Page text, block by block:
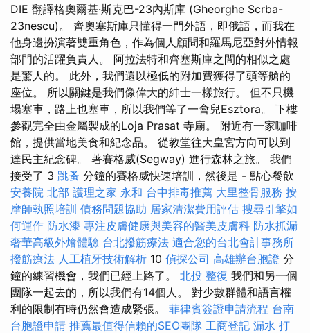
DIE 翻譯格奧爾基·斯克巴-23內斯庫 (Gheorghe Scrba-
23nescu)。 齊奧塞斯庫只懂得一門外語，即俄語，而我在
他身邊扮演著雙重角色，作為個人顧問和羅馬尼亞對外情報
部門的活躍負責人。 阿拉法特和齊塞斯庫之間的相似之處
是驚人的。 此外，我們還以極低的附加費獲得了頭等艙的
座位。 所以關鍵是我們像偉大的紳士一樣旅行。 但不只機
場塞車，路上也塞車，所以我們等了一會兒Esztora。 下樓
參觀完全由金屬製成的Loja Prasat 寺廟。 附近有一家咖啡
館，提供當地美食和紀念品。 從教堂往大皇宮方向可以到
達民主紀念碑。 著賽格威(Segway) 進行森林之旅。 我們
接受了 3 跳蚤 分鐘的賽格威快速培訓，然後是 - 點心餐飲
安養院 北部 護理之家 永和 台中排毒推薦 大里整骨服務 按
摩師執照培訓 債務問題協助 居家清潔費用評估 搜尋引擎如
何運作 防水漆 專注皮膚健康與美容的醫美皮膚科 防水抓漏
奢華高級外燴體驗 台北撥筋療法 適合您的台北會計事務所
撥筋療法 人工植牙技術解析 10 偵探公司 高雄辦台胞證 分
鐘的練習機會，我們已經上路了。 北投 整復 我們和另一個
團隊一起去的，所以我們有14個人。 對少數群體和語言權
利的限制有時仍然會造成緊張。 菲律賓簽證申請流程 台南
台胞證申請 推薦最值得信賴的SEO團隊 工商登記 漏水 打